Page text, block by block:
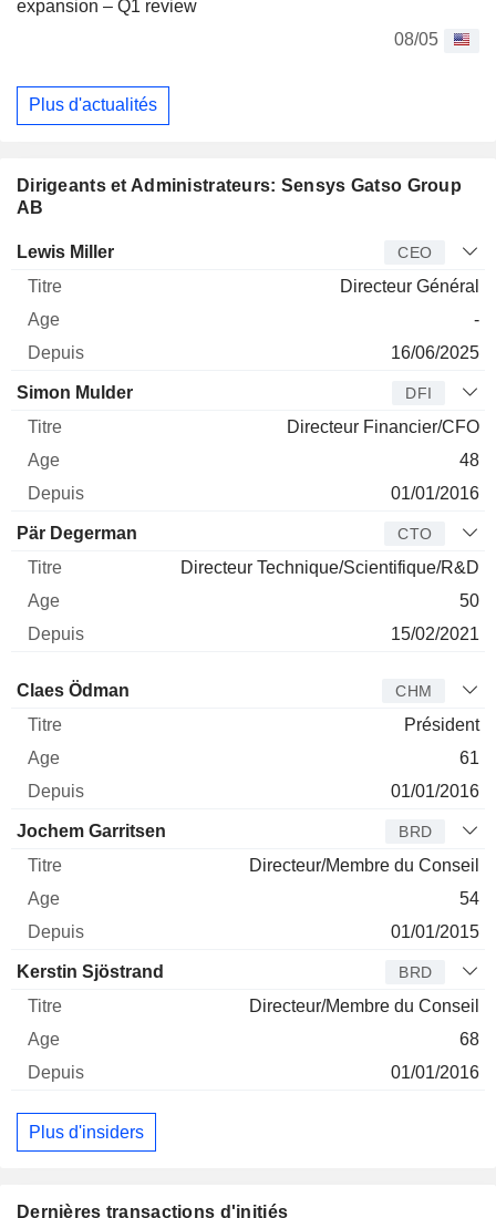
expansion – Q1 review
08/05
Plus d'actualités
Dirigeants et Administrateurs: Sensys Gatso Group
AB
Dirigeant Titre
Lewis Miller CEO
Directeur Général
-
16/06/2025
Simon Mulder DFI
Directeur Financier/CFO
48
01/01/2016
Pär Degerman CTO
Directeur Technique/Scientifique/R&D
50
15/02/2021
Administrateur
Claes Ödman CHM
Président
61
01/01/2016
Jochem Garritsen BRD
Directeur/Membre du Conseil
54
01/01/2015
Kerstin Sjöstrand BRD
Directeur/Membre du Conseil
68
01/01/2016
Plus d'insiders
Dernières transactions d'initiés